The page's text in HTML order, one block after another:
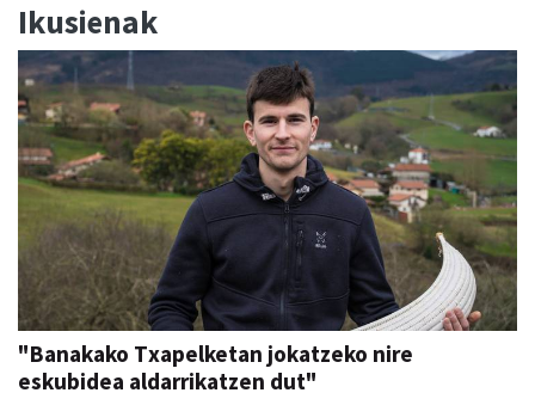
Ikusienak
"Banakako Txapelketan jokatzeko nire
eskubidea aldarrikatzen dut"